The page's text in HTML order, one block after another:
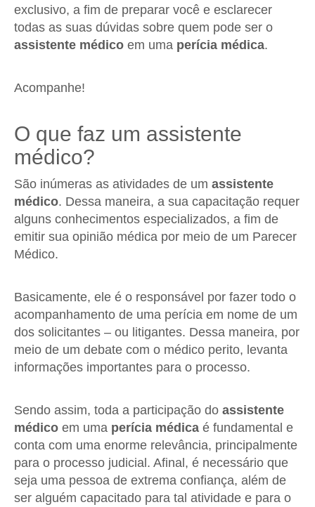
exclusivo, a fim de preparar você e esclarecer
todas as suas dúvidas sobre quem pode ser o
assistente médico em uma perícia médica.
Acompanhe!
O que faz um assistente
médico?
São inúmeras as atividades de um assistente
médico. Dessa maneira, a sua capacitação requer
alguns conhecimentos especializados, a fim de
emitir sua opinião médica por meio de um Parecer
Médico.
Basicamente, ele é o responsável por fazer todo o
acompanhamento de uma perícia em nome de um
dos solicitantes – ou litigantes. Dessa maneira, por
meio de um debate com o médico perito, levanta
informações importantes para o processo.
Sendo assim, toda a participação do assistente
médico em uma perícia médica é fundamental e
conta com uma enorme relevância, principalmente
para o processo judicial. Afinal, é necessário que
seja uma pessoa de extrema confiança, além de
ser alguém capacitado para tal atividade e para o